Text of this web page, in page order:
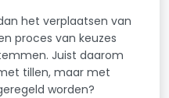
het verplaatsen van
proces van keuzes
Juist daarom
tillen, maar met
worden?